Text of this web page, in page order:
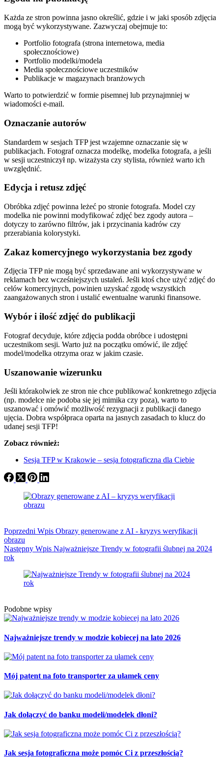
Każda ze stron powinna jasno określić, gdzie i w jaki sposób zdjęcia
mogą być wykorzystywane. Zazwyczaj obejmuje to:
Portfolio fotografa (strona internetowa, media
społecznościowe)
Portfolio modelki/modela
Media społecznościowe uczestników
Publikacje w magazynach branżowych
Warto to potwierdzić w formie pisemnej lub przynajmniej w
wiadomości e-mail.
Oznaczanie autorów
Standardem w sesjach TFP jest wzajemne oznaczanie się w
publikacjach. Fotograf oznacza modelkę, modelka fotografa, a jeśli
w sesji uczestniczył np. wizażysta czy stylista, również warto ich
uwzględnić.
Edycja i retusz zdjęć
Obróbka zdjęć powinna leżeć po stronie fotografa. Model czy
modelka nie powinni modyfikować zdjęć bez zgody autora –
dotyczy to zarówno filtrów, jak i przycinania kadrów czy
przerabiania kolorystyki.
Zakaz komercyjnego wykorzystania bez zgody
Zdjęcia TFP nie mogą być sprzedawane ani wykorzystywane w
reklamach bez wcześniejszych ustaleń. Jeśli ktoś chce użyć zdjęć do
celów komercyjnych, powinien uzyskać zgodę wszystkich
zaangażowanych stron i ustalić ewentualne warunki finansowe.
Wybór i ilość zdjęć do publikacji
Fotograf decyduje, które zdjęcia podda obróbce i udostępni
uczestnikom sesji. Warto już na początku omówić, ile zdjęć
model/modelka otrzyma oraz w jakim czasie.
Uszanowanie wizerunku
Jeśli którakolwiek ze stron nie chce publikować konkretnego zdjęcia
(np. modelce nie podoba się jej mimika czy poza), warto to
uszanować i omówić możliwość rezygnacji z publikacji danego
ujęcia. Dobra współpraca oparta na jasnych zasadach to klucz do
udanej sesji TFP!
Zobacz również:
Sesja TFP w Krakowie – sesja fotograficzna dla Ciebie
Poprzedni Wpis Obrazy generowane z AI - kryzys weryfikacji
obrazu
Następny Wpis Najważniejsze Trendy w fotografii ślubnej na 2024
rok
Podobne wpisy
Najważniejsze trendy w modzie kobiecej na lato 2026
Mój patent na foto transporter za ułamek ceny
Jak dołączyć do banku modeli/modelek dłoni?
Jak sesja fotograficzna może pomóc Ci z przeszłością?